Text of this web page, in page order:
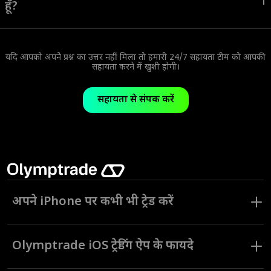
हूँ?
यदि आपको अपने प्रश्न का उत्तर नहीं मिला तो हमारी 24/7 सहायता टीम को आपकी
सहायता करने में खुशी होगी।
सहायता से संपर्क करें
अपने iPhone पर कभी भी ट्रेड करें
है। Olymptrade iOS ट्रेडिंग ऐप के साथ, अब आपको अपने डेस्कटॉप से बंधे
रहने की ज़रूरत नहीं है।
आधुनिक मोबाइल एप्लिकेशन डेस्कटॉप प्लेटफ़ॉर्म जैसी ही ट्रेडिंग सुविधाएँ प्रदान
Olymptrade iOSट्रेडिंग ऐपके फायदे